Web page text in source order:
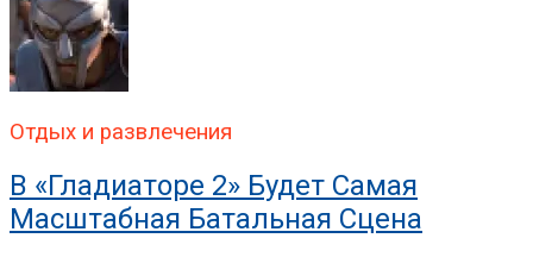
Отдых и развлечения
В «Гладиаторе 2» Будет Самая
Масштабная Батальная Сцена